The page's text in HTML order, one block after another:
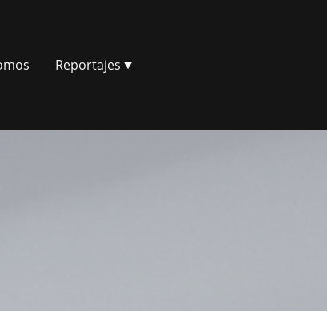
Reportajes